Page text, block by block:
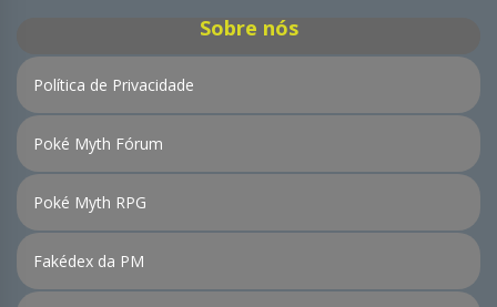
Sobre nós
Política de Privacidade
Poké Myth Fórum
Poké Myth RPG
Fakédex da PM